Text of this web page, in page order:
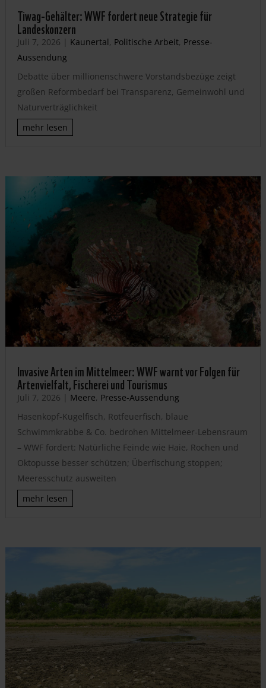
Tiwag-Gehälter: WWF fordert neue Strategie für
Landeskonzern
Juli 7, 2026 | Kaunertal, Politische Arbeit, Presse-
Aussendung
Debatte über millionenschwere Vorstandsbezüge zeigt
großen Reformbedarf bei Transparenz, Gemeinwohl und
Naturverträglichkeit
mehr lesen
Invasive Arten im Mittelmeer: WWF warnt vor Folgen für
Artenvielfalt, Fischerei und Tourismus
Juli 7, 2026 | Meere, Presse-Aussendung
Hasenkopf-Kugelfisch, Rotfeuerfisch, blaue
Schwimmkrabbe & Co. bedrohen Mittelmeer-Lebensraum
– WWF fordert: Natürliche Feinde wie Haie, Rochen und
Oktopusse besser schützen; Überfischung stoppen;
Meeresschutz ausweiten
mehr lesen